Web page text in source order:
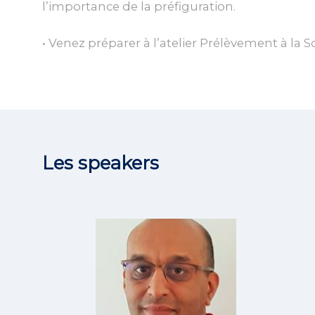
l’importance de la préfiguration.
Les speakers
AB